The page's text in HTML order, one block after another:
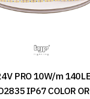
PRO 10W/m
IP67 COLOR